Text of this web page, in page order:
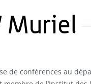
Muriel
de conférences au